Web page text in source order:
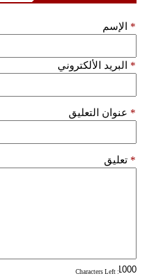
الإسم *
البريد الألكتروني *
عنوان التعليق *
تعليق *
: Characters Left